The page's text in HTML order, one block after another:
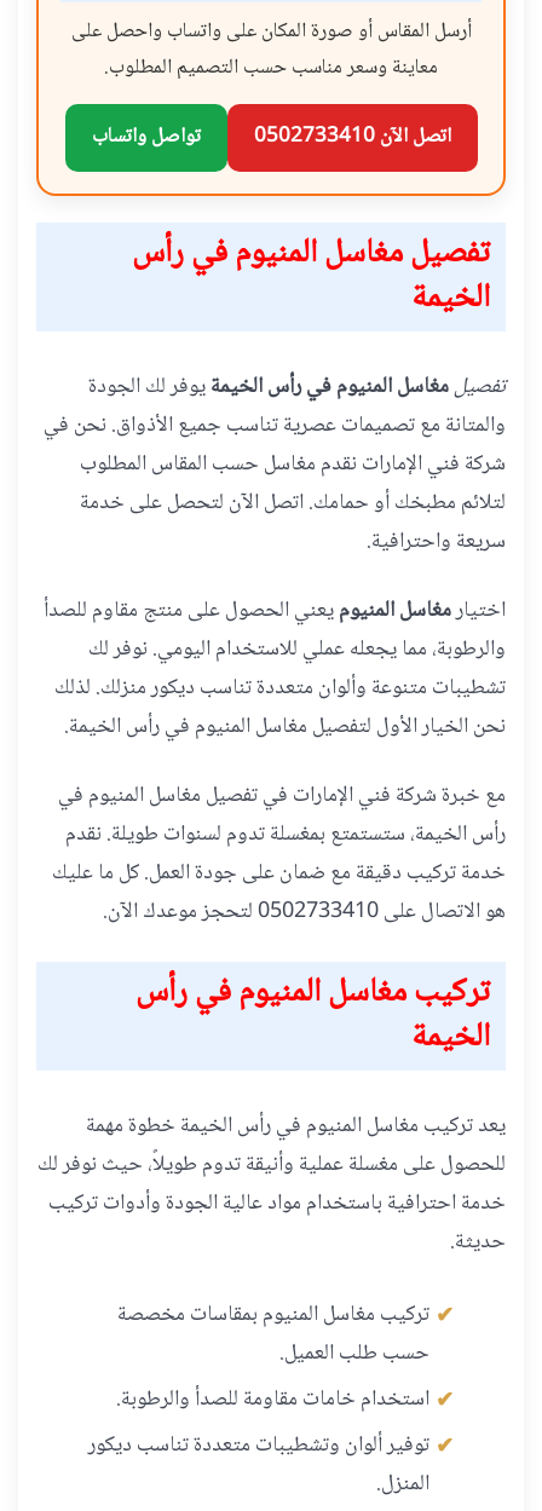
أرسل المقاس أو صورة المكان على واتساب واحصل على
معاينة وسعر مناسب حسب التصميم المطلوب.
اتصل الآن 0502733410
تواصل واتساب
تفصيل مغاسل المنيوم في رأس
الخيمة
تفصيلمغاسل المنيوم في رأس الخيمةيوفر لك الجودة
والمتانة مع تصميمات عصرية تناسب جميع الأذواق. نحن في
شركة فني الإمارات نقدم مغاسل حسب المقاس المطلوب
لتلائم مطبخك أو حمامك. اتصل الآن لتحصل على خدمة
سريعة واحترافية.
اختيارمغاسل المنيوميعني الحصول على منتج مقاوم للصدأ
والرطوبة، مما يجعله عملي للاستخدام اليومي. نوفر لك
تشطيبات متنوعة وألوان متعددة تناسب ديكور منزلك. لذلك
نحن الخيار الأول لتفصيل مغاسل المنيوم في رأس الخيمة.
مع خبرة شركة فني الإمارات في تفصيل مغاسل المنيوم في
رأس الخيمة، ستستمتع بمغسلة تدوم لسنوات طويلة. نقدم
خدمة تركيب دقيقة مع ضمان على جودة العمل. كل ما عليك
هو الاتصال على 0502733410 لتحجز موعدك الآن.
تركيب مغاسل المنيوم في رأس
الخيمة
يعد تركيب مغاسل المنيوم في رأس الخيمة خطوة مهمة
للحصول على مغسلة عملية وأنيقة تدوم طويلاً، حيث نوفر لك
خدمة احترافية باستخدام مواد عالية الجودة وأدوات تركيب
حديثة.
تركيب مغاسل المنيوم بمقاسات مخصصة
حسب طلب العميل.
استخدام خامات مقاومة للصدأ والرطوبة.
توفير ألوان وتشطيبات متعددة تناسب ديكور
المنزل.